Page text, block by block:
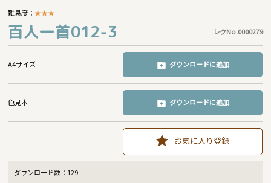
難易度：★★★
百人一首012-3 レクNo.0000279
A4サイズ ダウンロードに追加
色見本 ダウンロードに追加
お気に入り登録
ダウンロード数： 129